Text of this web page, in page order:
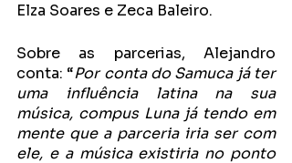
Elza Soares e Zeca Baleiro.
Sobre as parcerias, Alejandro
conta: “Por conta do Samuca já ter
uma influência latina na sua
música, compus Luna já tendo em
mente que a parceria iria ser com
ele, e a música existiria no ponto